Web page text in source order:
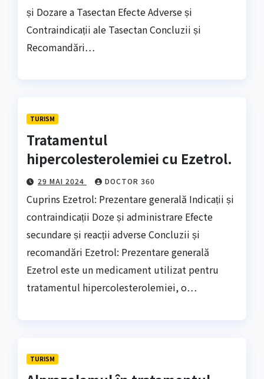
și Dozare a Tasectan Efecte Adverse și
Contraindicații ale Tasectan Concluzii și
Recomandări…
TURISM
Tratamentul
hipercolesterolemiei cu Ezetrol.
29 MAI 2024 DOCTOR 360
Cuprins Ezetrol: Prezentare generală Indicații și
contraindicații Doze și administrare Efecte
secundare și reacții adverse Concluzii și
recomandări Ezetrol: Prezentare generală
Ezetrol este un medicament utilizat pentru
tratamentul hipercolesterolemiei, o…
TURISM